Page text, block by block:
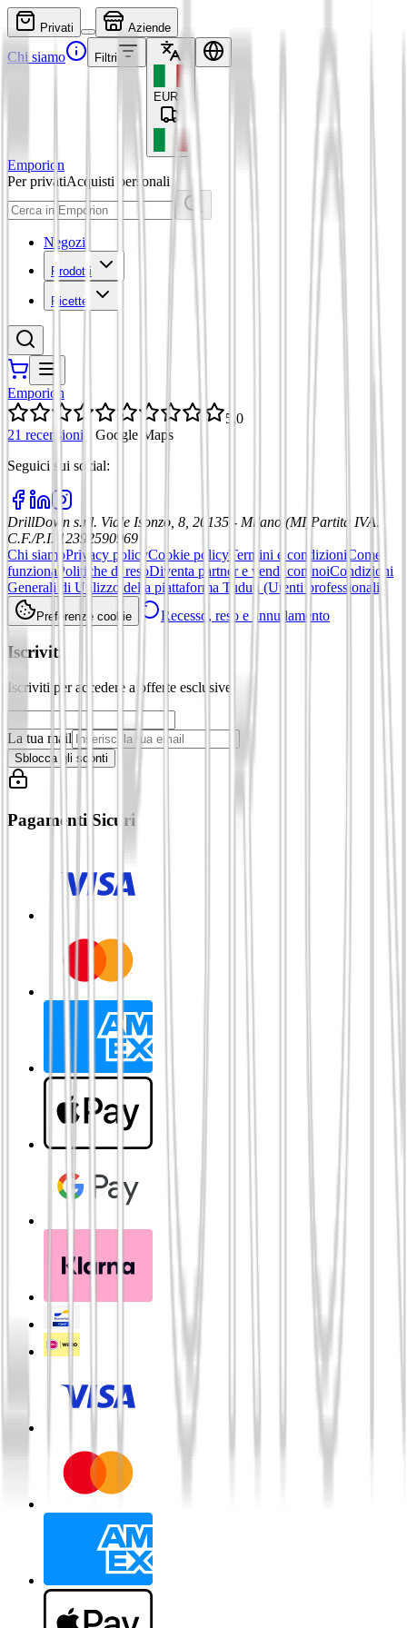
Privati Aziende
Chi siamo Filtri
EUR
Emporion
Per privatiAcquisti personali
Negozi
Prodotti
Ricette
Emporion
5,0
21 recensioni
Google Maps
Seguici sui social:
DrillDown s.r.l. Viale Isonzo, 8, 20135 - Milano (MI) Partita IVA:
C.F./P.I. 12392590969
Chi siamoPrivacy policyCookie policyTermini e condizioni Come
funziona Politiche di resoDiventa partner e vendi con noiCondizioni
Generali di Utilizzo della piattaforma Tuduu (Utenti professionali)
Preferenze cookie Recesso, reso e annullamento
Iscriviti
Iscriviti per accedere a offerte esclusive
La tua mail
Sblocca gli sconti
Pagamenti Sicuri